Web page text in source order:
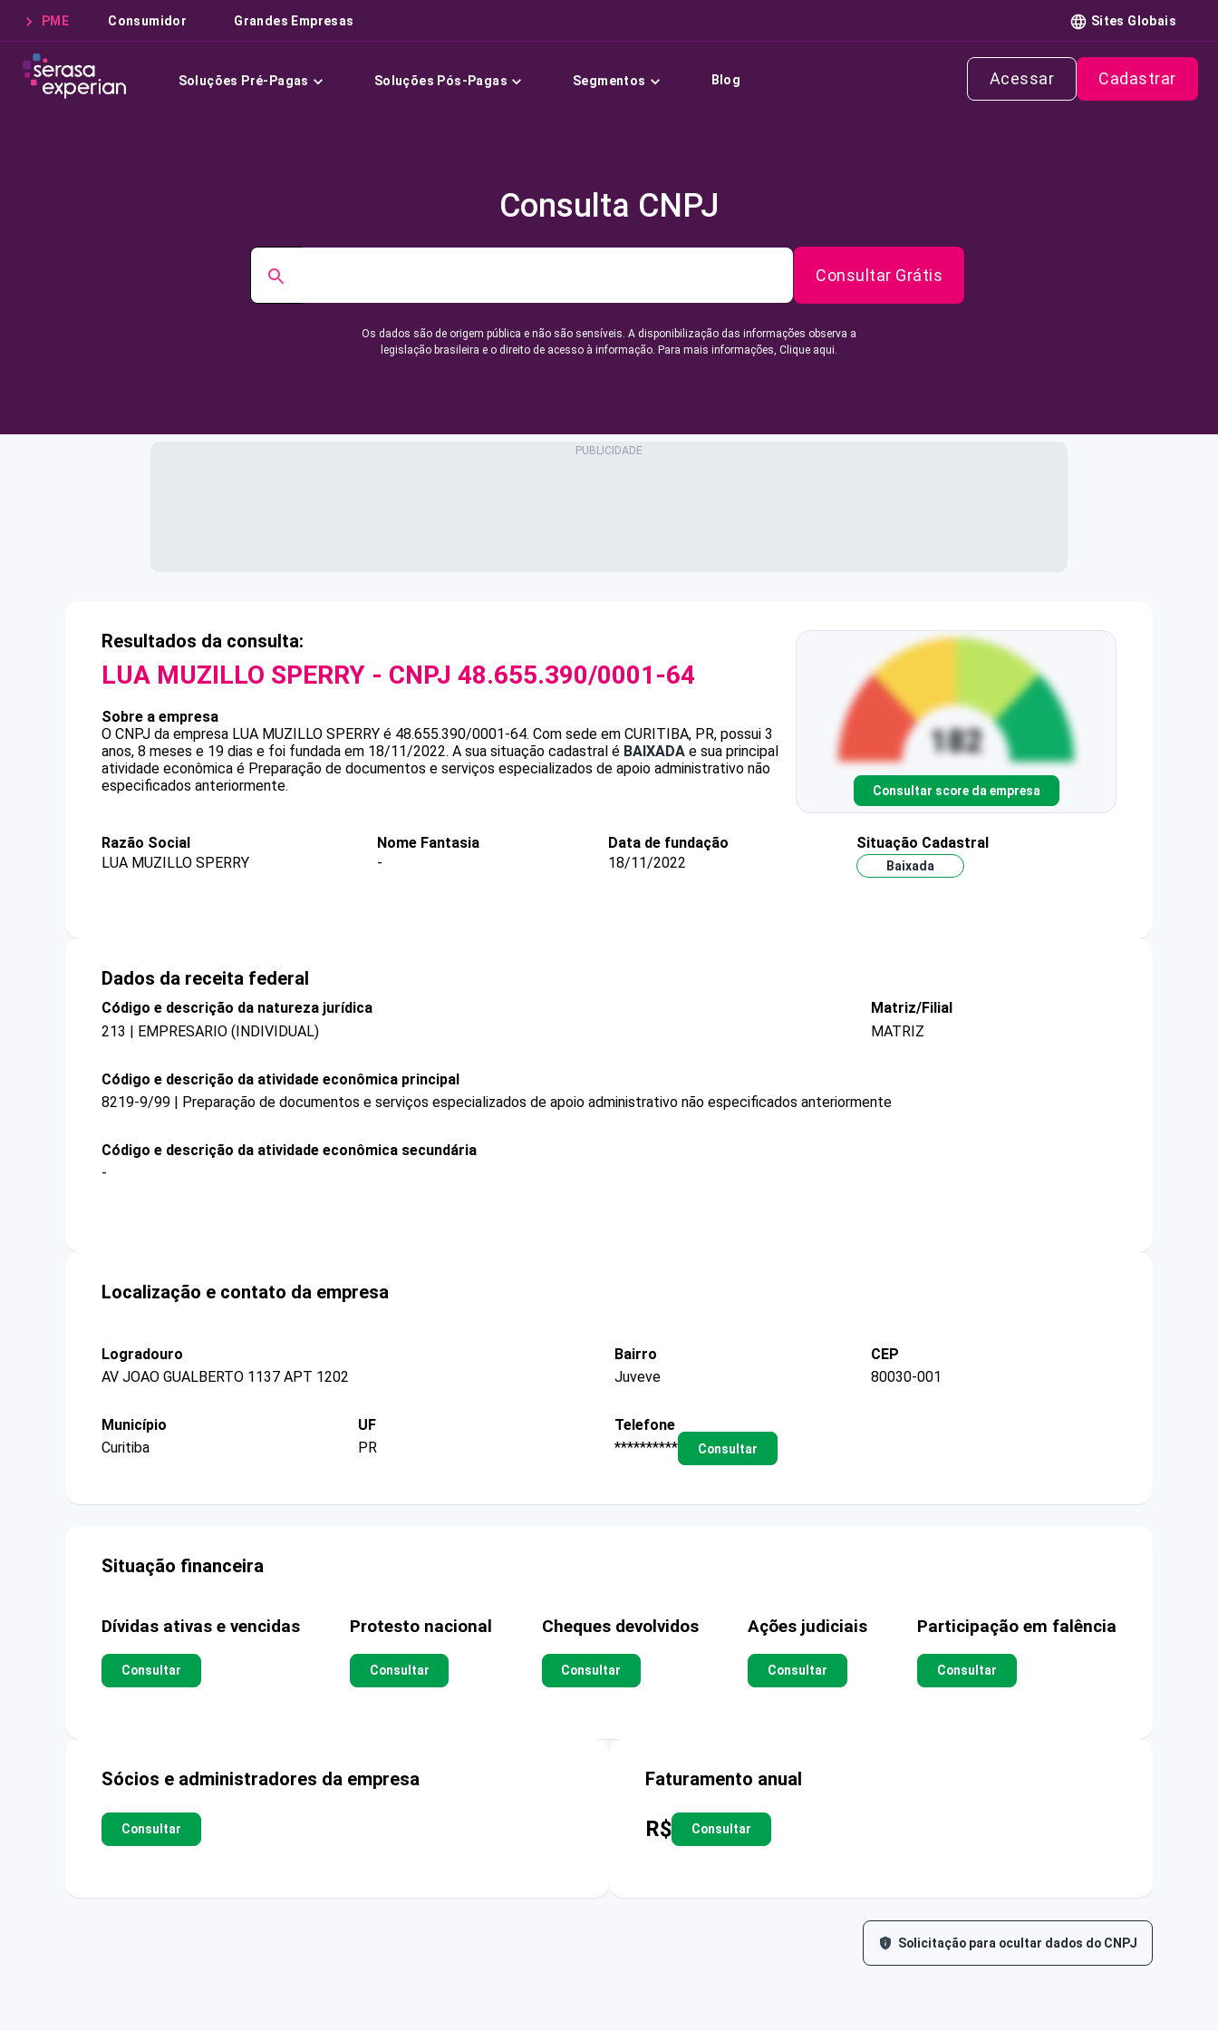
PME Consumidor Grandes Empresas Sites Globais
Soluções Pré-Pagas Soluções Pós-Pagas Segmentos Blog Acessar Cadastrar
Consulta CNPJ
Consultar Grátis
Os dados são de origem pública e não são sensíveis. A disponibilização das informações observa a
legislação brasileira e o direito de acesso à informação. Para mais informações, Clique aqui.
Resultados da consulta:
LUA MUZILLO SPERRY - CNPJ 48.655.390/0001-64
Sobre a empresa
O CNPJ da empresa LUA MUZILLO SPERRY é 48.655.390/0001-64. Com sede em CURITIBA, PR, possui 3
anos, 8 meses e 19 dias e foi fundada em 18/11/2022. A sua situação cadastral é BAIXADA e sua principal
atividade econômica é Preparação de documentos e serviços especializados de apoio administrativo não
especificados anteriormente.
Consultar score da empresa
Razão Social
LUA MUZILLO SPERRY
Nome Fantasia
-
Data de fundação
18/11/2022
Situação Cadastral
Baixada
Dados da receita federal
Código e descrição da natureza jurídica
213 | EMPRESARIO (INDIVIDUAL)
Matriz/Filial
MATRIZ
Código e descrição da atividade econômica principal
8219-9/99 | Preparação de documentos e serviços especializados de apoio administrativo não especificados anteriormente
Código e descrição da atividade econômica secundária
-
Localização e contato da empresa
Logradouro
AV JOAO GUALBERTO 1137 APT 1202
Bairro
Juveve
CEP
80030-001
Município
Curitiba
UF
PR
Telefone
**********
Consultar
Situação financeira
Dívidas ativas e vencidas
Consultar
Protesto nacional
Consultar
Cheques devolvidos
Consultar
Ações judiciais
Consultar
Participação em falência
Consultar
Sócios e administradores da empresa
Consultar
Faturamento anual
R$ Consultar
Solicitação para ocultar dados do CNPJ